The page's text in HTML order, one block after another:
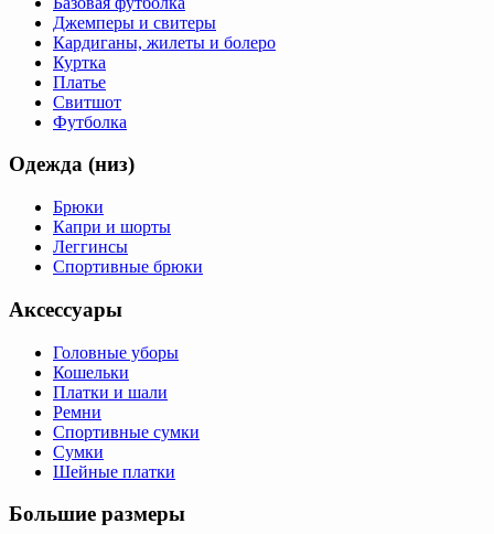
Джемперы и свитеры
Кардиганы, жилеты и болеро
Куртка
Платье
Свитшот
Футболка
Одежда (низ)
Брюки
Капри и шорты
Леггинсы
Спортивные брюки
Аксессуары
Головные уборы
Кошельки
Платки и шали
Ремни
Спортивные сумки
Сумки
Шейные платки
Большие размеры